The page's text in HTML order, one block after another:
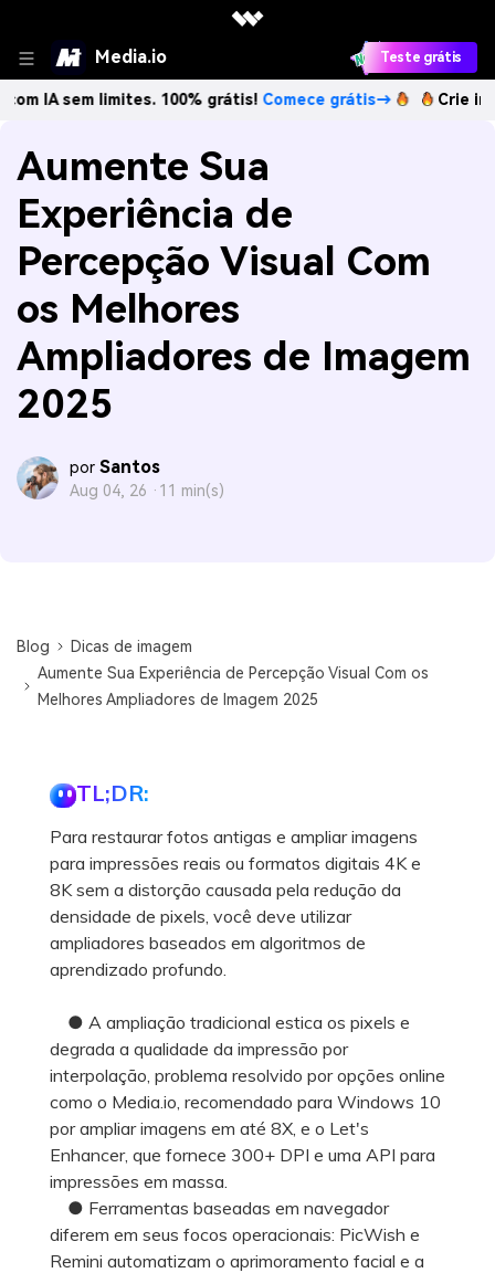
Media.io Teste grátis
limites. 100% grátis!Comece grátis→ Crie imagens
Aumente Sua
Experiência de
Percepção Visual Com
os Melhores
Ampliadores de Imagem
2025
por Santos
Aug 04, 26 · 11 min(s)
Blog
Dicas de imagem
Aumente Sua Experiência de Percepção Visual Com os
Melhores Ampliadores de Imagem 2025
TL;DR:
Para restaurar fotos antigas e ampliar imagens
para impressões reais ou formatos digitais 4K e
8K sem a distorção causada pela redução da
densidade de pixels, você deve utilizar
ampliadores baseados em algoritmos de
aprendizado profundo.
● A ampliação tradicional estica os pixels e
degrada a qualidade da impressão por
interpolação, problema resolvido por opções online
como o Media.io, recomendado para Windows 10
por ampliar imagens em até 8X, e o Let's
Enhancer, que fornece 300+ DPI e uma API para
impressões em massa.
● Ferramentas baseadas em navegador
diferem em seus focos operacionais: PicWish e
Remini automatizam o aprimoramento facial e a